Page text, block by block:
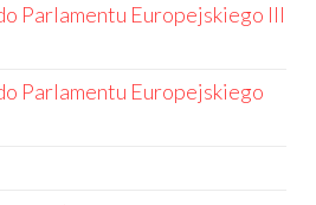
Parlamentu Europejskiego III
Parlamentu Europejskiego